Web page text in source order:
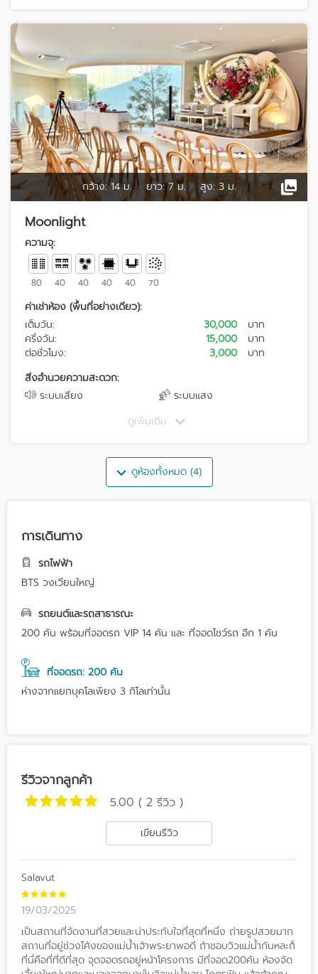
กว้าง: 14 ม. ยาว: 7 ม. สูง: 3 ม.
Moonlight
ความจุ:
80 40 40 40 40 70
ค่าเช่าห้อง (พื้นที่อย่างเดียว):
เต็มวัน:
30,000
บาท
ครึ่งวัน:
15,000
บาท
ต่อชั่วโมง:
3,000
บาท
สิ่งอำนวยความสะดวก:
ระบบเสียง
ระบบแสง
ดูเพิ่มเติม
ดูห้องทั้งหมด (4)
การเดินทาง
รถไฟฟ้า
BTS วงเวียนใหญ่
รถยนต์และรถสาธารณะ
200 คัน พร้อมที่จอดรถ VIP 14 คัน และ ที่จอดโชว์รถ อีก 1 คัน
ที่จอดรถ: 200 คัน
ห่างจากแยกบุคโลเพียง 3 กิโลเท่านั้น
รีวิวจากลูกค้า
5.00 ( 2 รีวิว )
เขียนรีวิว
Salavut
19/03/2025
เป็นสถานที่จัดงานที่สวยและน่าประทับใจที่สุดที่หนึ่ง ถ่ายรูปสวยมาก
สถานที่อยู่ช่วงโค้งของแม่น้ำเจ้าพระยาพอดี ถ้าชอบวิวแม่น้ำกันหละก็
ที่นี่คือที่ที่ดีที่สุด จุดจอดรถอยู่หน้าโครงการ มีที่จอด200คัน ห้องจัด